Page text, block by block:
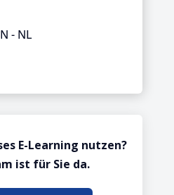
- NL
E-Learning nutzen?
ist für Sie da.